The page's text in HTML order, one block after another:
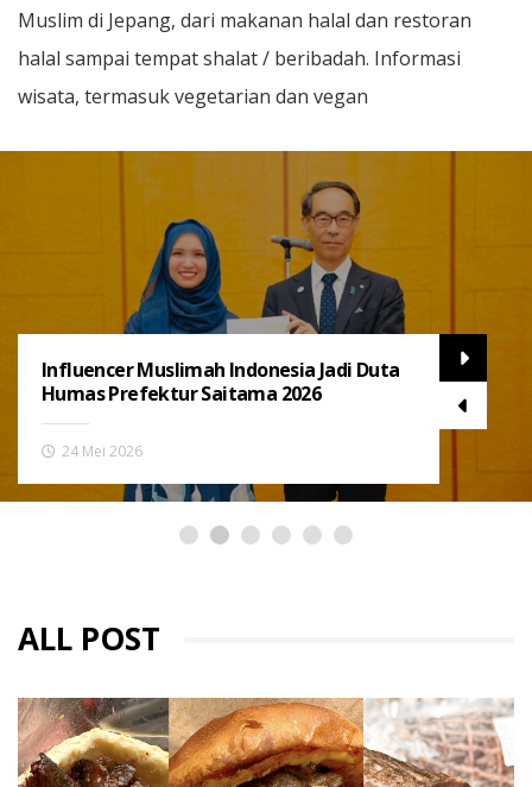
Muslim di Jepang, dari makanan halal dan restoran
halal sampai tempat shalat / beribadah. Informasi
wisata, termasuk vegetarian dan vegan
Influencer Muslimah Indonesia Jadi Duta
Humas Prefektur Saitama 2026
24 Mei 2026
ALL POST